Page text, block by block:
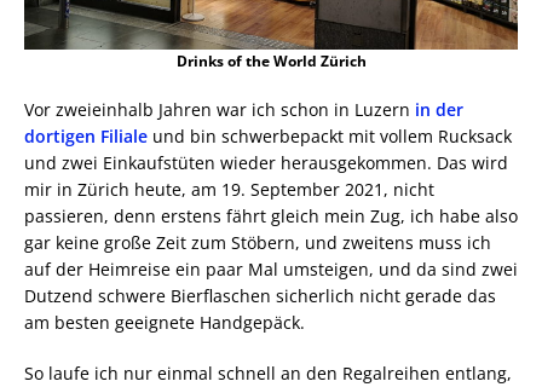
Drinks of the World Zürich
Vor zweieinhalb Jahren war ich schon in Luzern in der
dortigen Filiale und bin schwerbepackt mit vollem Rucksack
und zwei Einkaufstüten wieder herausgekommen. Das wird
mir in Zürich heute, am 19. September 2021, nicht
passieren, denn erstens fährt gleich mein Zug, ich habe also
gar keine große Zeit zum Stöbern, und zweitens muss ich
auf der Heimreise ein paar Mal umsteigen, und da sind zwei
Dutzend schwere Bierflaschen sicherlich nicht gerade das
am besten geeignete Handgepäck.
So laufe ich nur einmal schnell an den Regalreihen entlang,